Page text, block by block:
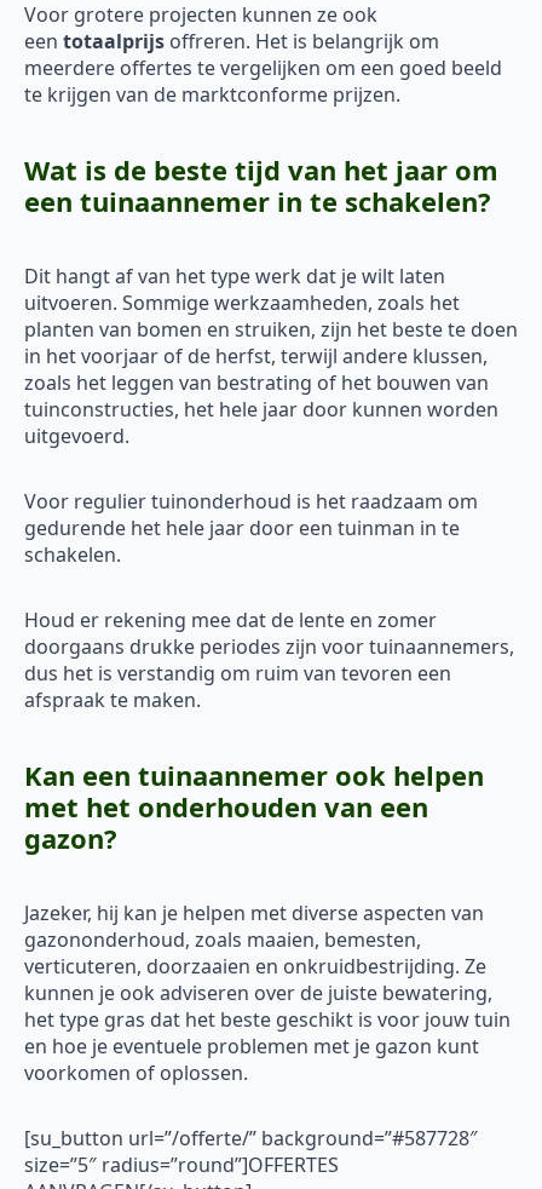
Voor grotere projecten kunnen ze ook
een totaalprijs offreren. Het is belangrijk om
meerdere offertes te vergelijken om een goed beeld
te krijgen van de marktconforme prijzen.
Wat is de beste tijd van het jaar om
een tuinaannemer in te schakelen?
Dit hangt af van het type werk dat je wilt laten
uitvoeren. Sommige werkzaamheden, zoals het
planten van bomen en struiken, zijn het beste te doen
in het voorjaar of de herfst, terwijl andere klussen,
zoals het leggen van bestrating of het bouwen van
tuinconstructies, het hele jaar door kunnen worden
uitgevoerd.
Voor regulier tuinonderhoud is het raadzaam om
gedurende het hele jaar door een tuinman in te
schakelen.
Houd er rekening mee dat de lente en zomer
doorgaans drukke periodes zijn voor tuinaannemers,
dus het is verstandig om ruim van tevoren een
afspraak te maken.
Kan een tuinaannemer ook helpen
met het onderhouden van een
gazon?
Jazeker, hij kan je helpen met diverse aspecten van
gazononderhoud, zoals maaien, bemesten,
verticuteren, doorzaaien en onkruidbestrijding. Ze
kunnen je ook adviseren over de juiste bewatering,
het type gras dat het beste geschikt is voor jouw tuin
en hoe je eventuele problemen met je gazon kunt
voorkomen of oplossen.
[su_button url=”/offerte/” background=”#587728″
size=”5″ radius=”round”]OFFERTES